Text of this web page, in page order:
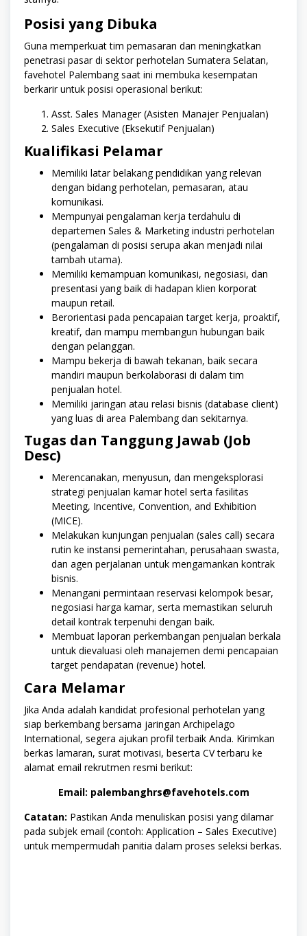
Posisi yang Dibuka
Guna memperkuat tim pemasaran dan meningkatkan
penetrasi pasar di sektor perhotelan Sumatera Selatan,
favehotel Palembang saat ini membuka kesempatan
berkarir untuk posisi operasional berikut:
Asst. Sales Manager (Asisten Manajer Penjualan)
Sales Executive (Eksekutif Penjualan)
Kualifikasi Pelamar
Memiliki latar belakang pendidikan yang relevan
dengan bidang perhotelan, pemasaran, atau
komunikasi.
Mempunyai pengalaman kerja terdahulu di
departemen Sales & Marketing industri perhotelan
(pengalaman di posisi serupa akan menjadi nilai
tambah utama).
Memiliki kemampuan komunikasi, negosiasi, dan
presentasi yang baik di hadapan klien korporat
maupun retail.
Berorientasi pada pencapaian target kerja, proaktif,
kreatif, dan mampu membangun hubungan baik
dengan pelanggan.
Mampu bekerja di bawah tekanan, baik secara
mandiri maupun berkolaborasi di dalam tim
penjualan hotel.
Memiliki jaringan atau relasi bisnis (database client)
yang luas di area Palembang dan sekitarnya.
Tugas dan Tanggung Jawab (Job
Desc)
Merencanakan, menyusun, dan mengeksplorasi
strategi penjualan kamar hotel serta fasilitas
Meeting, Incentive, Convention, and Exhibition
(MICE).
Melakukan kunjungan penjualan (sales call) secara
rutin ke instansi pemerintahan, perusahaan swasta,
dan agen perjalanan untuk mengamankan kontrak
bisnis.
Menangani permintaan reservasi kelompok besar,
negosiasi harga kamar, serta memastikan seluruh
detail kontrak terpenuhi dengan baik.
Membuat laporan perkembangan penjualan berkala
untuk dievaluasi oleh manajemen demi pencapaian
target pendapatan (revenue) hotel.
Cara Melamar
Jika Anda adalah kandidat profesional perhotelan yang
siap berkembang bersama jaringan Archipelago
International, segera ajukan profil terbaik Anda. Kirimkan
berkas lamaran, surat motivasi, beserta CV terbaru ke
alamat email rekrutmen resmi berikut:
Email: palembanghrs@favehotels.com
Catatan: Pastikan Anda menuliskan posisi yang dilamar
pada subjek email (contoh: Application – Sales Executive)
untuk mempermudah panitia dalam proses seleksi berkas.